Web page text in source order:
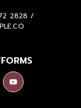
2828 /